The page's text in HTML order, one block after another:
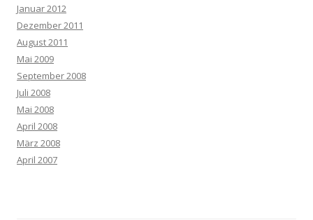
Januar 2012
Dezember 2011
August 2011
Mai 2009
September 2008
Juli 2008
Mai 2008
April 2008
März 2008
April 2007